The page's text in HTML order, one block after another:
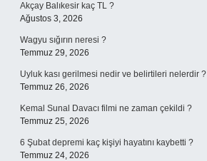
Akçay Balıkesir kaç TL ?
Ağustos 3, 2026
Wagyu sığırın neresi ?
Temmuz 29, 2026
Uyluk kası gerilmesi nedir ve belirtileri nelerdir ?
Temmuz 26, 2026
Kemal Sunal Davacı filmi ne zaman çekildi ?
Temmuz 25, 2026
6 Şubat depremi kaç kişiyi hayatını kaybetti ?
Temmuz 24, 2026